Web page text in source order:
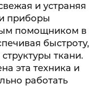
и устраняя
приборы
помощником в
быстроту,
ткани.
эта техника и
работать